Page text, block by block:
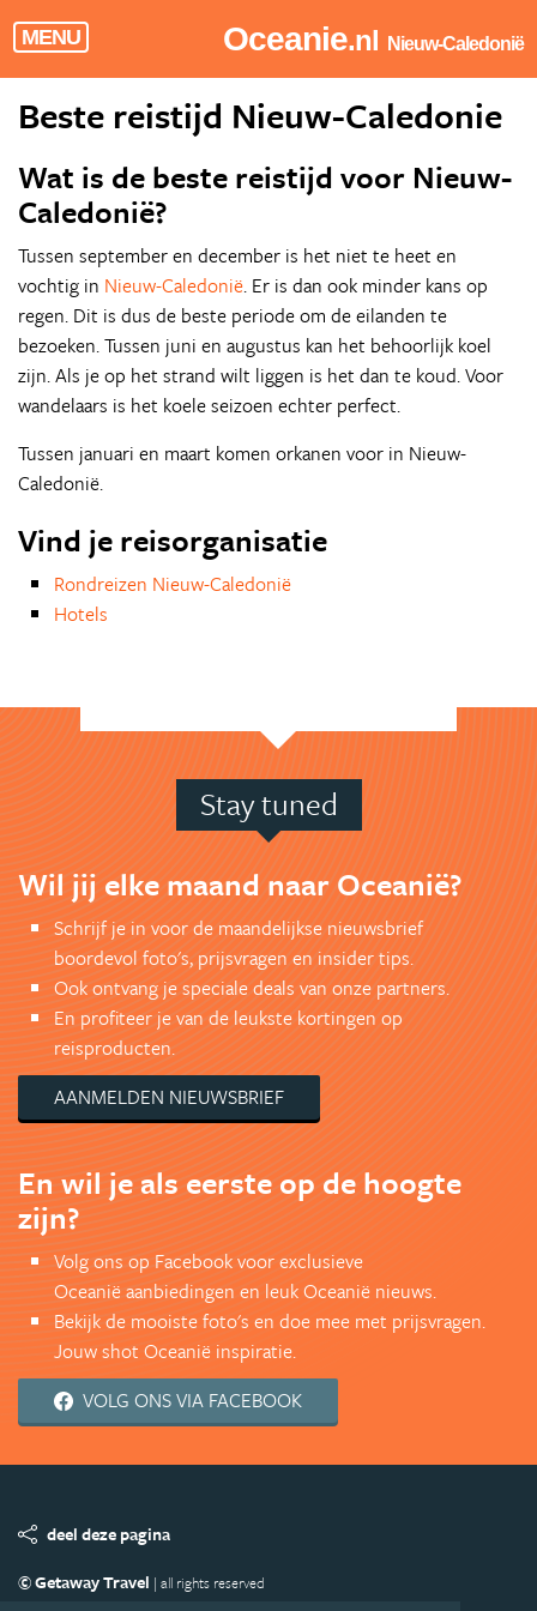
MENU Oceanie.nl Nieuw-Caledonië
Beste reistijd Nieuw-Caledonie
Wat is de beste reistijd voor Nieuw-
Caledonië?
Tussen september en december is het niet te heet en
vochtig in Nieuw-Caledonië. Er is dan ook minder kans op
regen. Dit is dus de beste periode om de eilanden te
bezoeken. Tussen juni en augustus kan het behoorlijk koel
zijn. Als je op het strand wilt liggen is het dan te koud. Voor
wandelaars is het koele seizoen echter perfect.
Tussen januari en maart komen orkanen voor in Nieuw-
Caledonië.
Vind je reisorganisatie
Rondreizen Nieuw-Caledonië
Hotels
Stay tuned
Wil jij elke maand naar Oceanië?
Schrijf je in voor de maandelijkse nieuwsbrief
boordevol foto's, prijsvragen en insider tips.
Ook ontvang je speciale deals van onze partners.
En profiteer je van de leukste kortingen op
reisproducten.
AANMELDEN NIEUWSBRIEF
En wil je als eerste op de hoogte
zijn?
Volg ons op Facebook voor exclusieve
Oceanië aanbiedingen en leuk Oceanië nieuws.
Bekijk de mooiste foto's en doe mee met prijsvragen.
Jouw shot Oceanië inspiratie.
VOLG ONS VIA FACEBOOK
deel deze pagina
© Getaway Travel | all rights reserved